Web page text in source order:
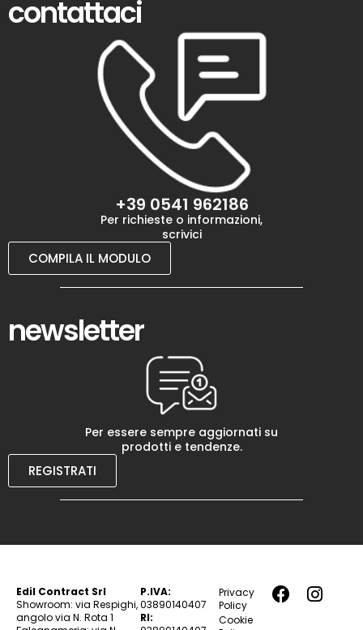
contattaci
+39 0541 962186
Per richieste o informazioni,
scrivici
COMPILA IL MODULO
newsletter
Per essere sempre aggiornati su
prodotti e tendenze.
REGISTRATI
Edil Contract Srl
Showroom: via Respighi,
angolo via N. Rota 1
P.IVA:
03890140407
RI:
Privacy
Policy
Cookie